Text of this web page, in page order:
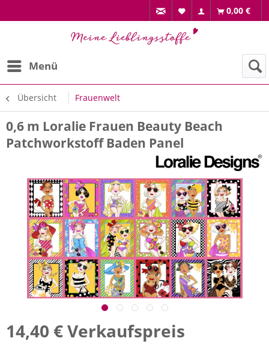
0,00 €
Menü
Übersicht Frauenwelt
0,6 m Loralie Frauen Beauty Beach
Patchworkstoff Baden Panel
14,40 € Verkaufspreis